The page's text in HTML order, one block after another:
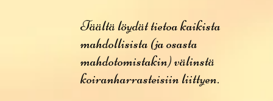
Täältä löydät tietoa kaikista
mahdollisista (ja osasta
mahdotomistakin) välinstä
koiranharrasteisiin liittyen.